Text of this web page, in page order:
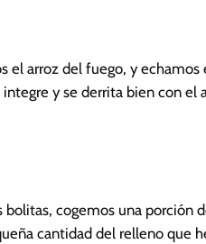
el arroz del fuego, y
y se derrita bien con el
bolitas, cogemos una porción
cantidad del relleno que